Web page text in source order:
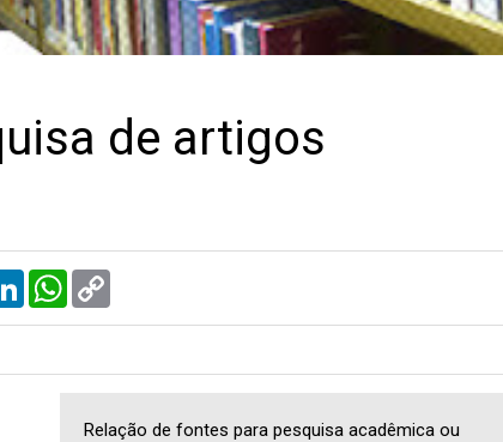
de artigos
L
d
W
A
i
Relação de fontes para pesquisa acadêmica ou